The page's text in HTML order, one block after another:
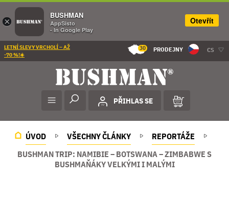
LETNÍ SLEVY VRCHOLÍ – AŽ
-70 %!☀️
30 PRODEJNY CS
PŘIHLAS SE
ÚVOD VŠECHNY ČLÁNKY
REPORTÁŽE
BUSHMAN TRIP: NAMIBIE – BOTSWANA – ZIMBABWE S
BUSHMAŇÁKY VELKÝMI I MALÝMI
×
BUSHMAN
AppSisto
- In Google Play
Otevřít